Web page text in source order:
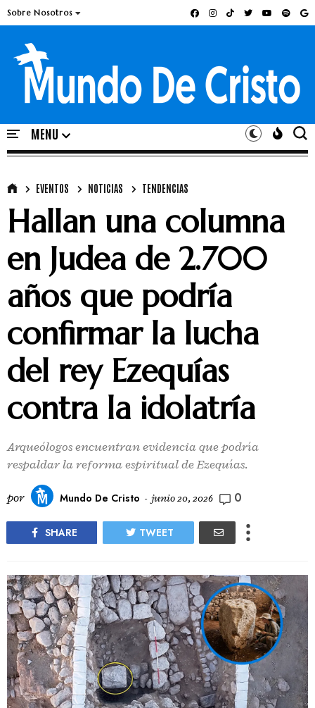
Sobre Nosotros
EVENTOS NOTICIAS TENDENCIAS
Hallan una columna
en Judea de 2.700
años que podría
confirmar la lucha
del rey Ezequías
contra la idolatría
Arqueólogos encuentran evidencia que podría
respaldar la reforma espiritual de Ezequías.
por Mundo De Cristo - junio 20, 2026 0
SHARE TWEET